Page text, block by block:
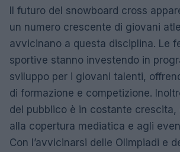
Il futuro del snowboard cross
un numero crescente di giovani
avvicinano a questa disciplina. Le
sportive stanno investendo in
sviluppo per i giovani talenti,
di formazione e competizione.
del pubblico è in costante crescita,
alla copertura mediatica e agli
Con l’avvicinarsi delle Olimpiadi e